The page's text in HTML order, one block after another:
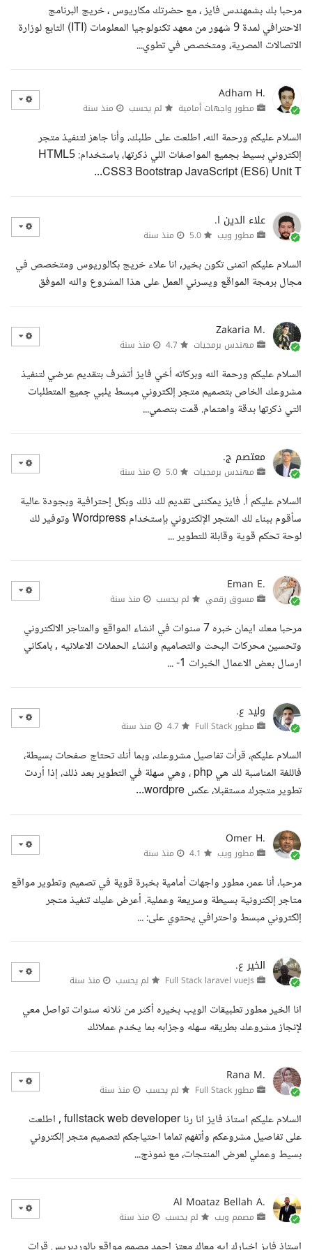
مرحبا بك بشمهندس فايز ، مع حضرتك مكاريوس ، خريج البرنامج
الاحترافي لمدة 9 شهور من معهد تكنولوجيا المعلومات (ITI) التابع لوزارة
الاتصالات المصرية، ومتخصص في تطوي...
Adham H.
مطور واجهات أمامية لم يحسب منذ سنة
السلام عليكم ورحمة الله، اطلعت على طلبك، وأنا جاهز لتنفيذ متجر
إلكتروني بسيط بجميع المواصفات اللي ذكرتها، باستخدام: HTML5
CSS3 Bootstrap JavaScript (ES6) Unit T...
علاء الدين ا.
مطور ويب منذ سنة
السلام عليكم اتمنى تكون بخير, انا علاء خريج بكالوريوس ومتخصص في
مجال برمجة المواقع ويسرني العمل على هذا المشروع والله الموفق
Zakaria M.
مهندس برمجيات منذ سنة
السلام عليكم ورحمة الله وبركاته أخي فايز أتشرف بتقديم عرضي لتنفيذ
مشروعك الخاص بتصميم متجر إلكتروني مبسط يلبي جميع المتطلبات
التي ذكرتها بدقة واهتمام. قمت بتصمي...
معتصم ج.
مهندس برمجيات منذ سنة
السلام عليكم أ. فايز يمكننى تقديم لك ذلك وبكل إحترافية وبجودة عالية
سأقوم ببناء لك المتجر الإلكتروني بإستخدام Wordpress وتوفير لك
لوحة تحكم قوية وقابلة للتطوير ...
Eman E.
مسوق رقمي لم يحسب منذ سنة
مرحبا معك ايمان خبره 7 سنوات في انشاء المواقع والمتاجر الالكتروني
وتحسين محركات البحث والتصاميم وانشاء الحملات الاعلانيه , بامكاني
ارسال بعض الاعمال الخبرات 1- ...
وليد ع.
مطور Full Stack منذ سنة
السلام عليكم، قرأت تفاصيل مشروعك، وبما أنك تحتاج صفحات بسيطة،
فاللغة المناسبة لك هي php ، وهي سهلة في التطوير بعد ذلك، إذا أردت
تطوير متجرك مستقبلا، عكس wordpre...
Omer H.
مطور ويب منذ سنة
مرحبا، أنا عمر، مطور واجهات أمامية بخبرة قوية في تصميم وتطوير مواقع
متاجر إلكترونية بسيطة وسريعة وعملية. أعرض عليك تنفيذ متجر
إلكتروني مبسط واحترافي يحتوي على: ...
الخير ع.
لم يحسب منذ سنة
انا الخير مطور تطبيقات الويب بخيره أكثر من ثلاثه سنوات تواصل معي
لإنجاز مشروعك بطريقه سهله وجزابه بما يخدم عملائك
Rana M.
مطور Full Stack لم يحسب منذ سنة
السلام عليكم استاذ فايز انا رنا fullstack web developer , اطلعت
على تفاصيل مشروعكم وأتفهم تماما احتياجكم لتصميم متجر إلكتروني
بسيط وعملي لعرض المنتجات، مع نموذج...
Al Moataz Bellah A.
مصمم ويب لم يحسب منذ سنة